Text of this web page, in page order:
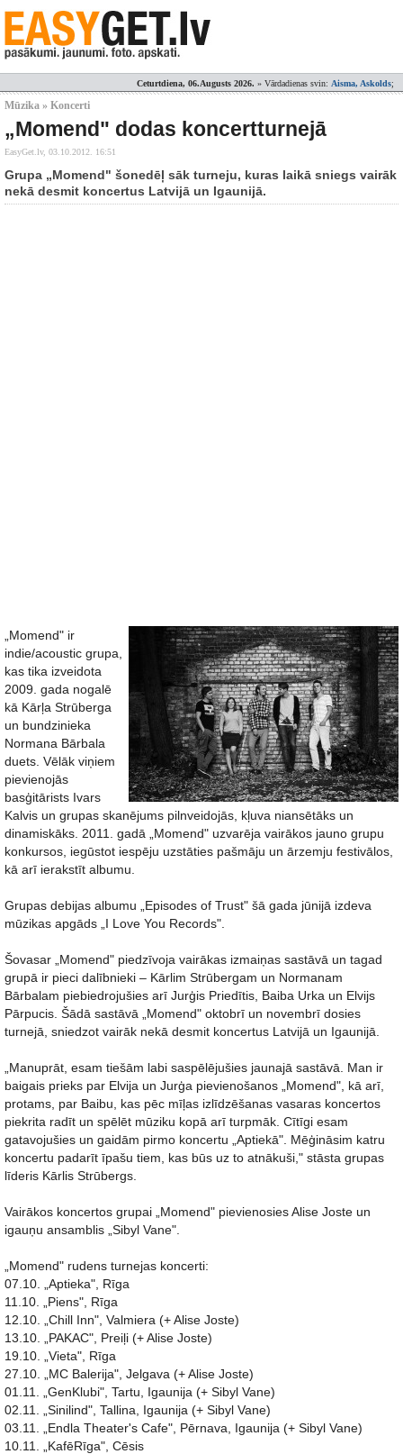
Ceturtdiena, 06.Augusts 2026. » Vārdadienas svin: Aisma, Askolds;
Mūzika » Koncerti
„Momend" dodas koncertturnejā
EasyGet.lv, 03.10.2012. 16:51
Grupa „Momend" šonedēļ sāk turneju, kuras laikā sniegs vairāk
nekā desmit koncertus Latvijā un Igaunijā.
„Momend" ir
indie/acoustic grupa,
kas tika izveidota
2009. gada nogalē
kā Kārļa Strūberga
un bundzinieka
Normana Bārbala
duets. Vēlāk viņiem
pievienojās
basģitārists Ivars
Kalvis un grupas skanējums pilnveidojās, kļuva niansētāks un
dinamiskāks. 2011. gadā „Momend" uzvarēja vairākos jauno grupu
konkursos, iegūstot iespēju uzstāties pašmāju un ārzemju festivālos,
kā arī ierakstīt albumu.
Grupas debijas albumu „Episodes of Trust" šā gada jūnijā izdeva
mūzikas apgāds „I Love You Records".
Šovasar „Momend" piedzīvoja vairākas izmaiņas sastāvā un tagad
grupā ir pieci dalībnieki – Kārlim Strūbergam un Normanam
Bārbalam piebiedrojušies arī Jurģis Priedītis, Baiba Urka un Elvijs
Pārpucis. Šādā sastāvā „Momend" oktobrī un novembrī dosies
turnejā, sniedzot vairāk nekā desmit koncertus Latvijā un Igaunijā.
„Manuprāt, esam tiešām labi saspēlējušies jaunajā sastāvā. Man ir
baigais prieks par Elvija un Jurģa pievienošanos „Momend", kā arī,
protams, par Baibu, kas pēc mīļas izlīdzēšanas vasaras koncertos
piekrita radīt un spēlēt mūziku kopā arī turpmāk. Cītīgi esam
gatavojušies un gaidām pirmo koncertu „Aptiekā". Mēģināsim katru
koncertu padarīt īpašu tiem, kas būs uz to atnākuši," stāsta grupas
līderis Kārlis Strūbergs.
Vairākos koncertos grupai „Momend" pievienosies Alise Joste un
igauņu ansamblis „Sibyl Vane".
„Momend" rudens turnejas koncerti:
07.10. „Aptieka", Rīga
11.10. „Piens", Rīga
12.10. „Chill Inn", Valmiera (+ Alise Joste)
13.10. „PAKAC", Preiļi (+ Alise Joste)
19.10. „Vieta", Rīga
27.10. „MC Balerija", Jelgava (+ Alise Joste)
01.11. „GenKlubi", Tartu, Igaunija (+ Sibyl Vane)
02.11. „Sinilind", Tallina, Igaunija (+ Sibyl Vane)
03.11. „Endla Theater's Cafe", Pērnava, Igaunija (+ Sibyl Vane)
10.11. „KafēRīga", Cēsis